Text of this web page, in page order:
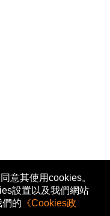
意其使用cookies。
設置以及我們網站
的 《Cookies政